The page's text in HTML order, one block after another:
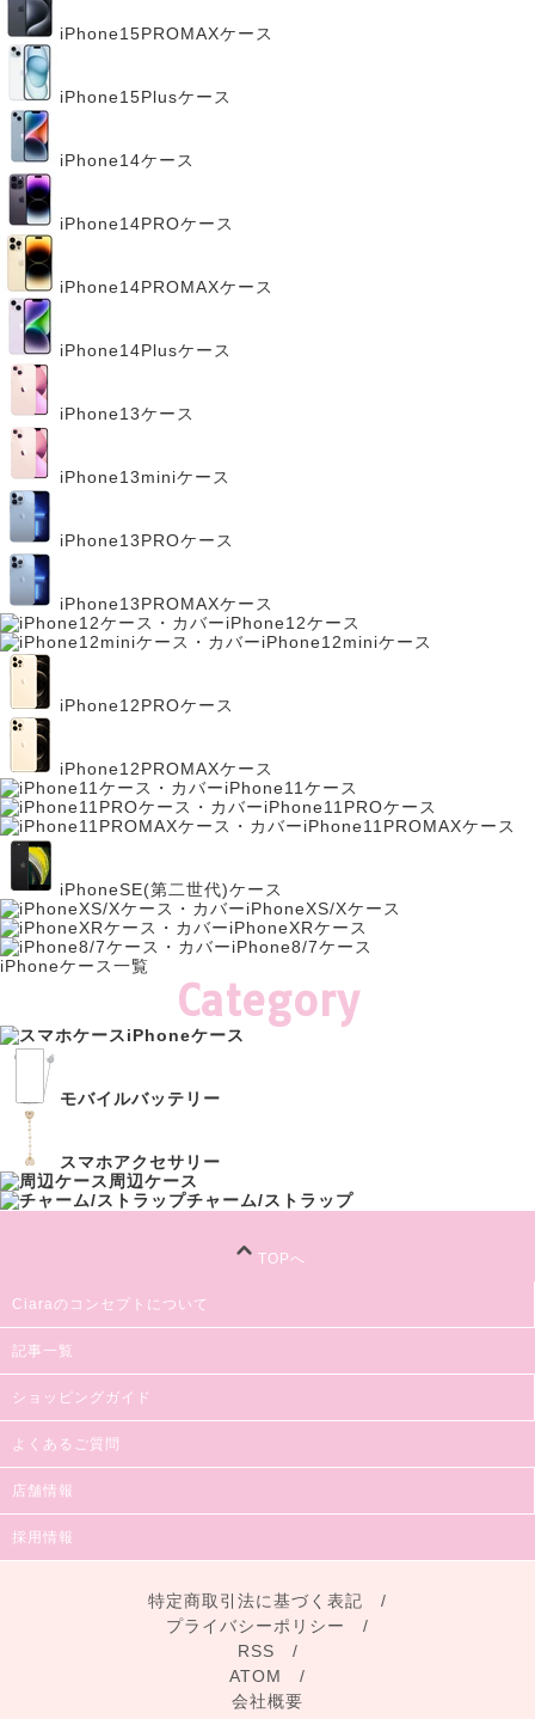
iPhone15PROMAXケース
iPhone15Plusケース
iPhone14ケース
iPhone14PROケース
iPhone14PROMAXケース
iPhone14Plusケース
iPhone13ケース
iPhone13miniケース
iPhone13PROケース
iPhone13PROMAXケース
iPhone12ケース
iPhone12miniケース
iPhone12PROケース
iPhone12PROMAXケース
iPhone11ケース
iPhone11PROケース
iPhone11PROMAXケース
iPhoneSE(第二世代)ケース
iPhoneXS/Xケース
iPhoneXRケース
iPhone8/7ケース
iPhoneケース一覧
Category
iPhoneケース
モバイルバッテリー
スマホアクセサリー
周辺ケース
チャーム/ストラップ
TOPへ
Ciaraのコンセプトについて
記事一覧
ショッピングガイド
よくあるご質問
店舗情報
採用情報
特定商取引法に基づく表記 /
プライバシーポリシー
/
RSS /
ATOM
/
会社概要